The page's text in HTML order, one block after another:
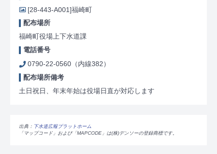
[28-443-A001]福崎町
配布場所
福崎町役場上下水道課
電話番号
0790-22-0560（内線382）
配布場所備考
土日祝日、年末年始は役場日直が対応します
出典： 下水道広報プラットホーム
「マップコード」および「MAPCODE」は(株)デンソーの登録商標です。